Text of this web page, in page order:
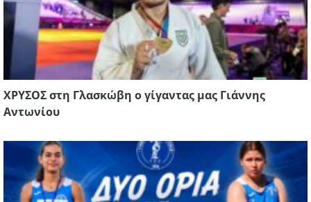
ΧΡΥΣΟΣ στη Γλασκώβη ο γίγαντας μας Γιάννης
Αντωνίου